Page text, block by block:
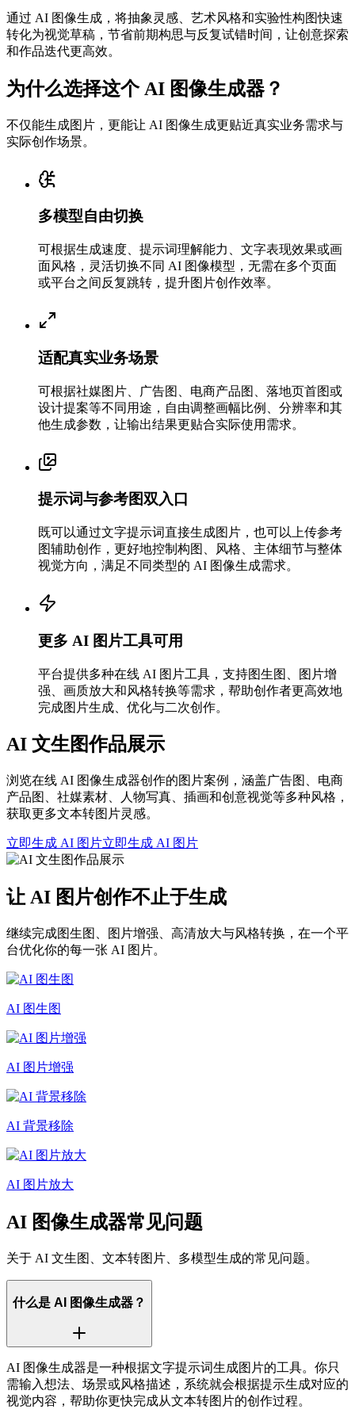
通过 AI 图像生成，将抽象灵感、艺术风格和实验性构图快速
转化为视觉草稿，节省前期构思与反复试错时间，让创意探索
和作品迭代更高效。
为什么选择这个 AI 图像生成器？
不仅能生成图片，更能让 AI 图像生成更贴近真实业务需求与
实际创作场景。
多模型自由切换
可根据生成速度、提示词理解能力、文字表现效果或画
面风格，灵活切换不同 AI 图像模型，无需在多个页面
或平台之间反复跳转，提升图片创作效率。
适配真实业务场景
可根据社媒图片、广告图、电商产品图、落地页首图或
设计提案等不同用途，自由调整画幅比例、分辨率和其
他生成参数，让输出结果更贴合实际使用需求。
提示词与参考图双入口
既可以通过文字提示词直接生成图片，也可以上传参考
图辅助创作，更好地控制构图、风格、主体细节与整体
视觉方向，满足不同类型的 AI 图像生成需求。
更多 AI 图片工具可用
平台提供多种在线 AI 图片工具，支持图生图、图片增
强、画质放大和风格转换等需求，帮助创作者更高效地
完成图片生成、优化与二次创作。
AI 文生图作品展示
浏览在线 AI 图像生成器创作的图片案例，涵盖广告图、电商
产品图、社媒素材、人物写真、插画和创意视觉等多种风格，
获取更多文本转图片灵感。
立即生成 AI 图片立即生成 AI 图片
让 AI 图片创作不止于生成
继续完成图生图、图片增强、高清放大与风格转换，在一个平
台优化你的每一张 AI 图片。
AI 图生图
AI 图片增强
AI 背景移除
AI 图片放大
AI 图像生成器常见问题
关于 AI 文生图、文本转图片、多模型生成的常见问题。
什么是 AI 图像生成器？
AI 图像生成器是一种根据文字提示词生成图片的工具。你只
需输入想法、场景或风格描述，系统就会根据提示生成对应的
视觉内容，帮助你更快完成从文本转图片的创作过程。